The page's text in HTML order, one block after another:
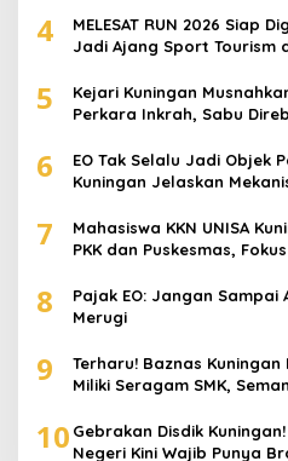
4
MELESAT RUN 2026 Siap
Jadi Ajang Sport Tourism
5
Kejari Kuningan
Perkara Inkrah, Sabu
6
EO Tak Selalu Jadi Objek
Kuningan Jelaskan
7
Mahasiswa KKN UNISA
PKK dan Puskesmas,
8
Pajak EO: Jangan
Merugi
9
Terharu! Baznas
Miliki Seragam SMK,
10 Gebrakan Disdik
Negeri Kini Wajib Punya